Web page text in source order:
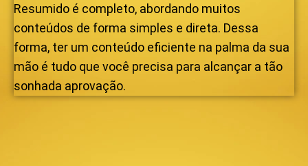
Resumido é completo, abordando muitos
conteúdos de forma simples e direta. Dessa
forma, ter um conteúdo eficiente na palma da sua
mão é tudo que você precisa para alcançar a tão
sonhada aprovação.